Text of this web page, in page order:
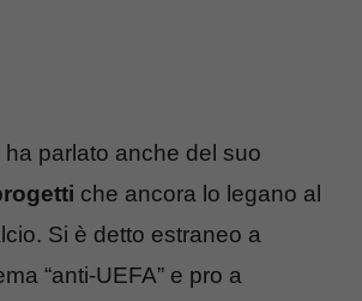
ha parlato anche del suo
che ancora lo legano al
Si è detto estraneo a
“anti-UEFA” e pro a